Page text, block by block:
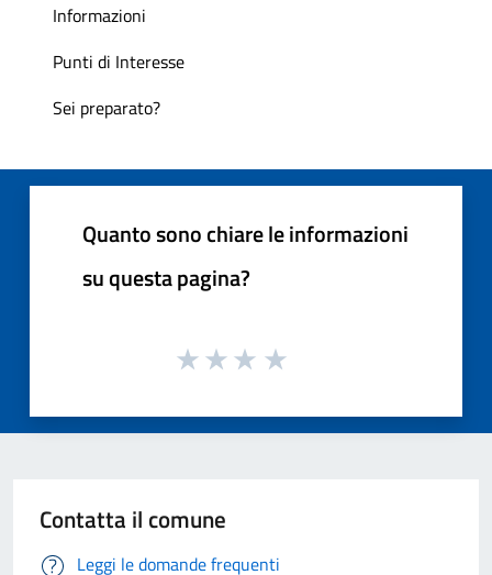
Informazioni
Punti di Interesse
Sei preparato?
Quanto sono chiare le informazioni
su questa pagina?
Contatta il comune
Leggi le domande frequenti